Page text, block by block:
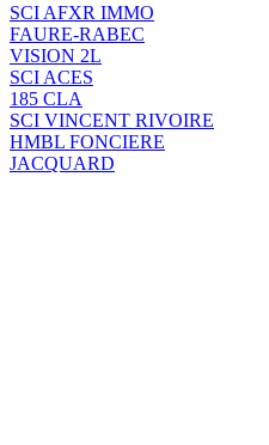
SCI AFXR IMMO
FAURE-RABEC
VISION 2L
SCI ACES
185 CLA
SCI VINCENT RIVOIRE
HMBL FONCIERE
JACQUARD